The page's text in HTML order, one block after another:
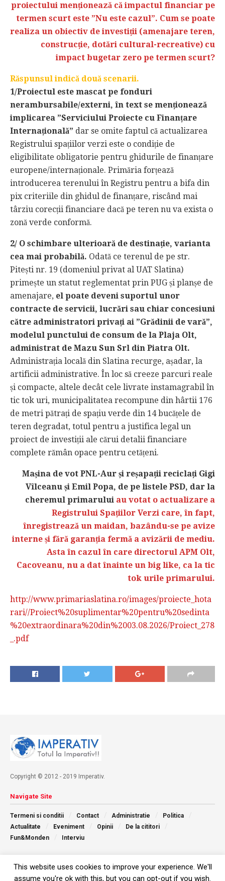
proiectului menționează că impactul financiar pe
termen scurt este ”Nu este cazul”. Cum se poate
realiza un obiectiv de investiții (amenajare teren,
construcție, dotări cultural-recreative) cu
impact bugetar zero pe termen scurt?
Răspunsul indică două scenarii.
1/Proiectul este mascat pe fonduri
nerambursabile/externi, în text se menționează
implicarea ”Serviciului Proiecte cu Finanțare
Internațională” dar se omite faptul că actualizarea
Registrului spațiilor verzi este o condiție de
eligibilitate obligatorie pentru ghidurile de finanțare
europene/internaționale. Primăria forțează
introducerea terenului în Registru pentru a bifa din
pix criteriile din ghidul de finanțare, riscând mai
târziu corecții financiare dacă pe teren nu va exista o
zonă verde conformă.
2/ O schimbare ulterioară de destinație, varianta
cea mai probabilă. Odată ce terenul de pe str.
Pitești nr. 19 (domeniul privat al UAT Slatina)
primește un statut reglementat prin PUG și planșe de
amenajare, el poate deveni suportul unor
contracte de servicii, lucrări sau chiar concesiuni
către administratori privați ai ”Grădinii de vară”,
modelul punctului de consum de la Plaja Olt,
administrat de Mazu Sun Srl din Piatra Olt.
Administrația locală din Slatina recurge, așadar, la
artificii administrative. În loc să creeze parcuri reale
și compacte, altele decât cele livrate instamagrabil în
tic tok uri, municipalitatea recompune din hârtii 176
de metri pătrați de spațiu verde din 14 bucățele de
teren degradat, totul pentru a justifica legal un
proiect de investiții ale cărui detalii financiare
complete rămân opace pentru cetățeni.
Mașina de vot PNL-Aur și reșapații reciclați Gigi
Vîlceanu și Emil Popa, de pe listele PSD, dar la
cheremul primarului au votat o actualizare a
Registrului Spațiilor Verzi care, în fapt,
înregistrează un maidan, bazându-se pe avize
interne și fără garanția fermă a avizării de mediu.
Asta în cazul în care directorul APM Olt,
Cacoveanu, nu a dat înainte un big like, ca la tic
tok urile primarului.
http://www.primariaslatina.ro/images/proiecte_hota
rari//Proiect%20suplimentar%20pentru%20sedinta
%20extraordinara%20din%2003.08.2026/Proiect_278
_.pdf
Copyright © 2012 - 2019 Imperativ.
Navigate Site
Termeni si conditii Contact Administratie
Politica
Actualitate
Eveniment Opinii
De la cititori
Fun&Monden
Interviu
Follow Us
This website uses cookies to improve your experience. We'll
assume you're ok with this, but you can opt-out if you wish.